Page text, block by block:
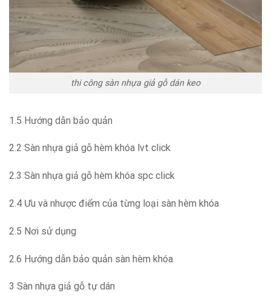
thi công sàn nhựa giả gỗ dán keo
1.5 Hướng dẫn bảo quản
2.2 Sàn nhựa giả gỗ hèm khóa lvt click
2.3 Sàn nhựa giả gỗ hèm khóa spc click
2.4 Ưu và nhược điểm của từng loại sàn hèm khóa
2.5 Nơi sử dụng
2.6 Hướng dẫn bảo quản sàn hèm khóa
3 Sàn nhựa giả gỗ tự dán